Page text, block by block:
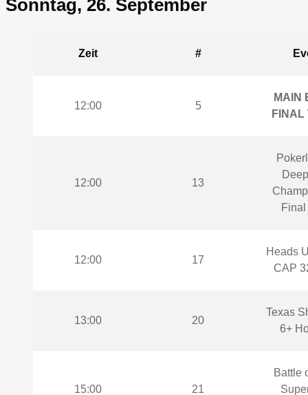
Sonntag, 26. September
Zeit #
12:00 5
MAIN
12:00 13
Final
12:00 17
Heads
CAP
13:00 20
Texas
6+
15:00 21
Battle